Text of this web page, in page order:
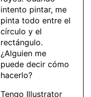
intento pintar, me
pinta todo entre el
círculo y el
rectángulo.
¿Alguien me
puede decir cómo
hacerlo?
Tengo Illustrator